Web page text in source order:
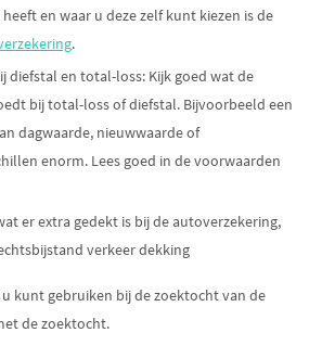
en waar u deze zelf kunt kiezen is de
.
diefstal en total-loss: Kijk goed wat de
bij total-loss of diefstal. Bijvoorbeeld een
dagwaarde, nieuwwaarde of
enorm. Lees goed in de voorwaarden
er extra gedekt is bij de autoverzekering,
verkeer dekking
kunt gebruiken bij de zoektocht van de
de zoektocht.